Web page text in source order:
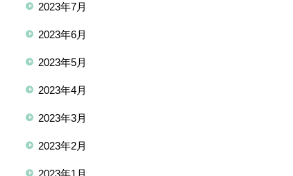
2023年7月
2023年6月
2023年5月
2023年4月
2023年3月
2023年2月
2023年1月